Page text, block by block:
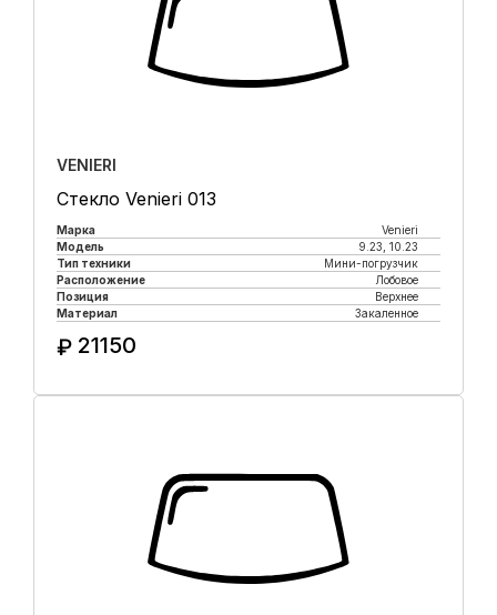
VENIERI
Стекло Venieri 013
Марка
Venieri
Модель
9.23, 10.23
Тип техники
Мини-погрузчик
Расположение
Лобовое
Позиция
Верхнее
Материал
Закаленное
₽ 21150